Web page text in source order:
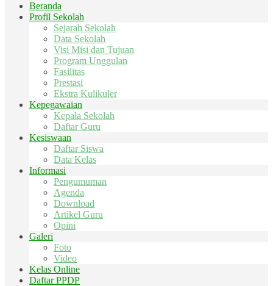
Beranda
Profil Sekolah
Sejarah Sekolah
Data Sekolah
Visi Misi dan Tujuan
Program Unggulan
Fasilitas
Prestasi
Ekstra Kulikuler
Kepegawaian
Kepala Sekolah
Daftar Guru
Kesiswaan
Daftar Siswa
Data Kelas
Informasi
Pengumuman
Agenda
Download
Artikel Guru
Opini
Galeri
Foto
Video
Kelas Online
Daftar PPDP